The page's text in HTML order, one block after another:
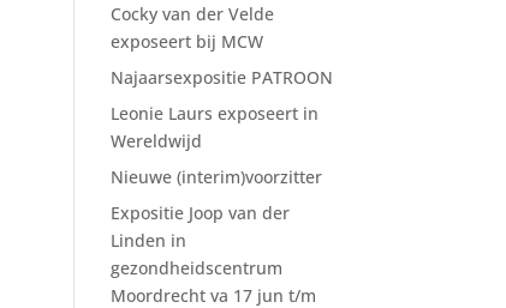
Cocky van der Velde
exposeert bij MCW
Najaarsexpositie PATROON
Leonie Laurs exposeert in
Wereldwijd
Nieuwe (interim)voorzitter
Expositie Joop van der
Linden in
gezondheidscentrum
Moordrecht va 17 jun t/m